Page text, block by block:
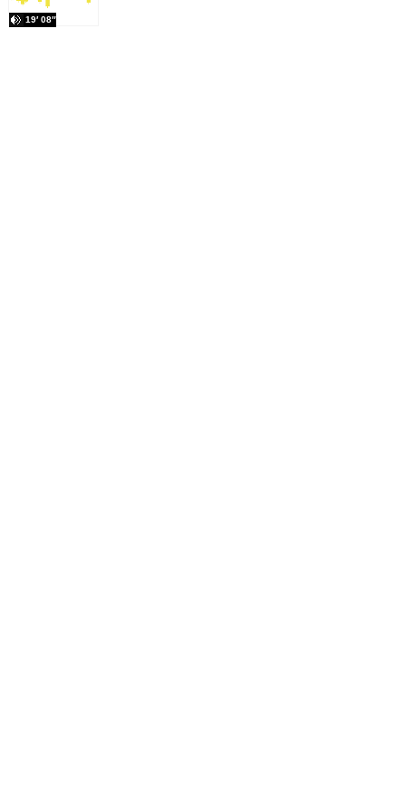
19′ 08″